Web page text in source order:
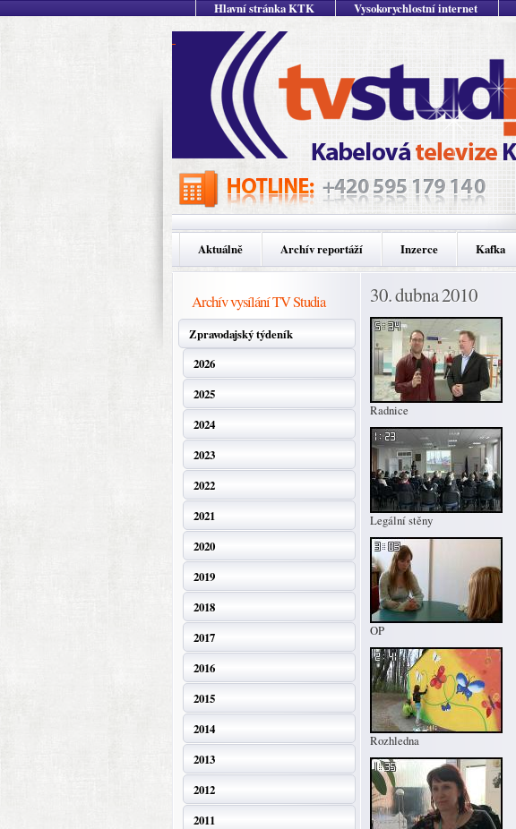
Hlavní stránka KTK Vysokorychlostní internet
Aktuálně Archív reportáží Inzerce Kafka
Archív vysílání TV Studia
Zpravodajský týdeník
2026
2025
2024
2023
2022
2021
2020
2019
2018
2017
2016
2015
2014
2013
2012
2011
30. dubna 2010
Radnice
Legální stěny
OP
Rozhledna